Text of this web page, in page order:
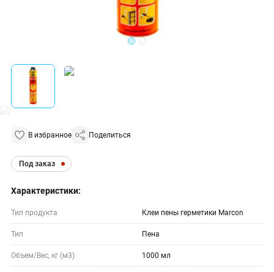
В избранное Поделиться
Под заказ
Характеристики:
Тип продукта Клеи пены герметики Marcon
Тип Пена
Объем/Вес, кг (м3) 1000 мл